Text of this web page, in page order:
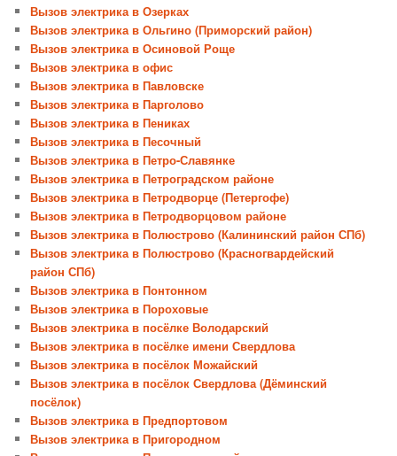
Вызов электрика в Озерках
Вызов электрика в Ольгино (Приморский район)
Вызов электрика в Осиновой Роще
Вызов электрика в офис
Вызов электрика в Павловске
Вызов электрика в Парголово
Вызов электрика в Пениках
Вызов электрика в Песочный
Вызов электрика в Петро-Славянке
Вызов электрика в Петроградском районе
Вызов электрика в Петродворце (Петергофе)
Вызов электрика в Петродворцовом районе
Вызов электрика в Полюстрово (Калининский район СПб)
Вызов электрика в Полюстрово (Красногвардейский
район СПб)
Вызов электрика в Понтонном
Вызов электрика в Пороховые
Вызов электрика в посёлке Володарский
Вызов электрика в посёлке имени Свердлова
Вызов электрика в посёлок Можайский
Вызов электрика в посёлок Свердлова (Дёминский
посёлок)
Вызов электрика в Предпортовом
Вызов электрика в Пригородном